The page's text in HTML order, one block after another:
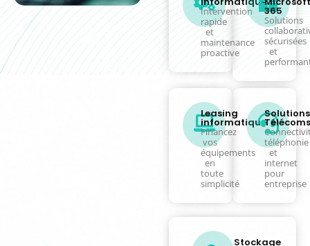
Maintenance
informatique
Intervention
rapide
et
proactive
Microsoft
365
Solutions
sécurisées
Leasing
informatique
Financez
vos
équipements
en
simplicité
Solutions
Télécoms
téléphonie
et
internet
entreprise